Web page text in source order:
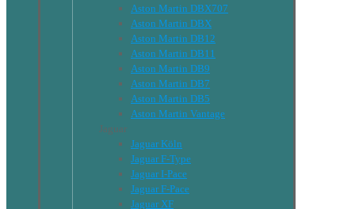
Aston Martin DBX707
Aston Martin DBX
Aston Martin DB12
Aston Martin DB11
Aston Martin DB9
Aston Martin DB7
Aston Martin DB5
Aston Martin Vantage
Jaguar
Jaguar Köln
Jaguar F-Type
Jaguar I-Pace
Jaguar F-Pace
Jaguar XF